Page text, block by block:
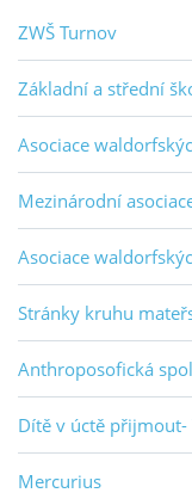
ZWŠ Turnov
Základní a střední
Asociace
Mezinárodní
Asociace
Stránky kruhu
Anthroposofická
Dítě v úctě přijmout-
Mercurius